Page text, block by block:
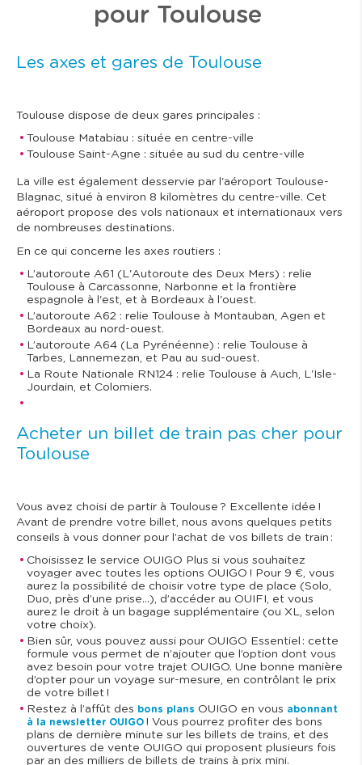
pour Toulouse
Les axes et gares de Toulouse
Toulouse dispose de deux gares principales :
Toulouse Matabiau : située en centre-ville
Toulouse Saint-Agne : située au sud du centre-ville
La ville est également desservie par l'aéroport Toulouse-
Blagnac, situé à environ 8 kilomètres du centre-ville. Cet
aéroport propose des vols nationaux et internationaux vers
de nombreuses destinations.
En ce qui concerne les axes routiers :
L’autoroute A61 (L'Autoroute des Deux Mers) : relie
Toulouse à Carcassonne, Narbonne et la frontière
espagnole à l'est, et à Bordeaux à l'ouest.
L’autoroute A62 : relie Toulouse à Montauban, Agen et
Bordeaux au nord-ouest.
L’autoroute A64 (La Pyrénéenne) : relie Toulouse à
Tarbes, Lannemezan, et Pau au sud-ouest.
La Route Nationale RN124 : relie Toulouse à Auch, L'Isle-
Jourdain, et Colomiers.
Acheter un billet de train pas cher pour
Toulouse
Vous avez choisi de partir à Toulouse ? Excellente idée !
Avant de prendre votre billet, nous avons quelques petits
conseils à vous donner pour l’achat de vos billets de train :
Choisissez le service OUIGO Plus si vous souhaitez
voyager avec toutes les options OUIGO ! Pour 9 €, vous
aurez la possibilité de choisir votre type de place (Solo,
Duo, près d’une prise…), d’accéder au OUIFI, et vous
aurez le droit à un bagage supplémentaire (ou XL, selon
votre choix).
Bien sûr, vous pouvez aussi pour OUIGO Essentiel : cette
formule vous permet de n’ajouter que l’option dont vous
avez besoin pour votre trajet OUIGO. Une bonne manière
d’opter pour un voyage sur-mesure, en contrôlant le prix
de votre billet !
Restez à l’affût des bons plans OUIGO en vous abonnant
à la newsletter OUIGO ! Vous pourrez profiter des bons
plans de dernière minute sur les billets de trains, et des
ouvertures de vente OUIGO qui proposent plusieurs fois
par an des milliers de billets de trains à prix mini.